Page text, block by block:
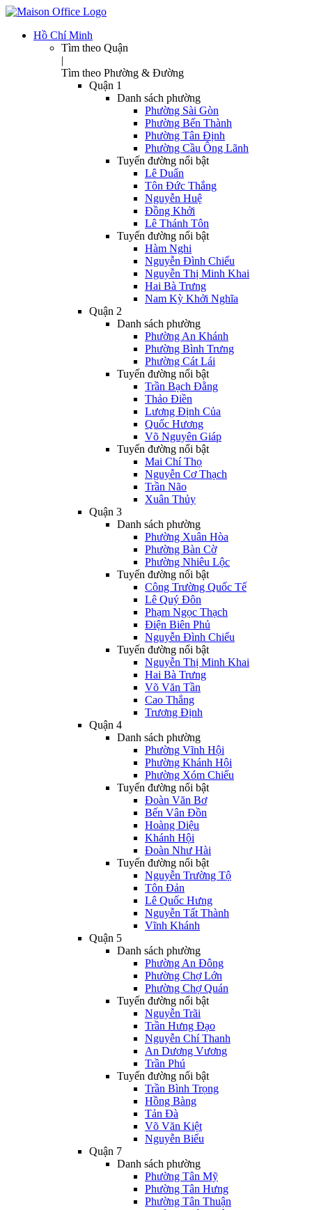
Hồ Chí Minh
Tìm theo Quận
|
Tìm theo Phường & Đường
Quận 1
Danh sách phường
Phường Sài Gòn
Phường Bến Thành
Phường Tân Định
Phường Cầu Ông Lãnh
Tuyến đường nổi bật
Lê Duẩn
Tôn Đức Thắng
Nguyễn Huệ
Đồng Khởi
Lê Thánh Tôn
Tuyến đường nổi bật
Hàm Nghi
Nguyễn Đình Chiểu
Nguyễn Thị Minh Khai
Hai Bà Trưng
Nam Kỳ Khởi Nghĩa
Quận 2
Danh sách phường
Phường An Khánh
Phường Bình Trưng
Phường Cát Lái
Tuyến đường nổi bật
Trần Bạch Đằng
Thảo Điền
Lương Định Của
Quốc Hương
Võ Nguyên Giáp
Tuyến đường nổi bật
Mai Chí Thọ
Nguyễn Cơ Thạch
Trần Não
Xuân Thủy
Quận 3
Danh sách phường
Phường Xuân Hòa
Phường Bàn Cờ
Phường Nhiêu Lộc
Tuyến đường nổi bật
Công Trường Quốc Tế
Lê Quý Đôn
Phạm Ngọc Thạch
Điện Biên Phủ
Nguyễn Đình Chiểu
Tuyến đường nổi bật
Nguyễn Thị Minh Khai
Hai Bà Trưng
Võ Văn Tần
Cao Thắng
Trương Định
Quận 4
Danh sách phường
Phường Vĩnh Hội
Phường Khánh Hội
Phường Xóm Chiếu
Tuyến đường nổi bật
Đoàn Văn Bơ
Bến Vân Đồn
Hoàng Diệu
Khánh Hội
Đoàn Như Hài
Tuyến đường nổi bật
Nguyễn Trường Tộ
Tôn Đản
Lê Quốc Hưng
Nguyễn Tất Thành
Vĩnh Khánh
Quận 5
Danh sách phường
Phường An Đông
Phường Chợ Lớn
Phường Chợ Quán
Tuyến đường nổi bật
Nguyễn Trãi
Trần Hưng Đạo
Nguyễn Chí Thanh
An Dương Vương
Trần Phú
Tuyến đường nổi bật
Trần Bình Trọng
Hồng Bàng
Tản Đà
Võ Văn Kiệt
Nguyễn Biểu
Quận 7
Danh sách phường
Phường Tân Mỹ
Phường Tân Hưng
Phường Tân Thuận